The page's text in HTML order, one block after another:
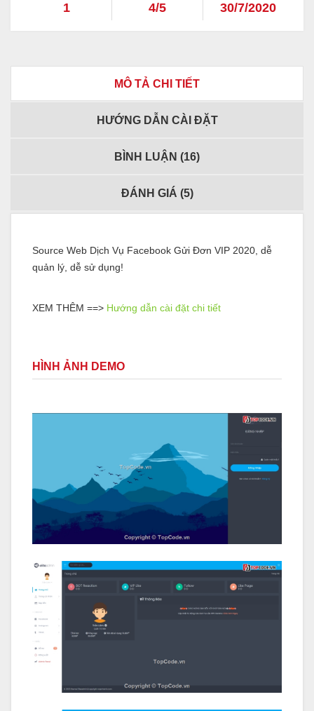
1 4/5 30/7/2020
MÔ TẢ CHI TIẾT
HƯỚNG DẪN CÀI ĐẶT
BÌNH LUẬN (16)
ĐÁNH GIÁ (5)
Source Web Dịch Vụ Facebook Gửi Đơn VIP 2020, dễ
quản lý, dễ sử dụng!
XEM THÊM ==> Hướng dẫn cài đặt chi tiết
HÌNH ẢNH DEMO